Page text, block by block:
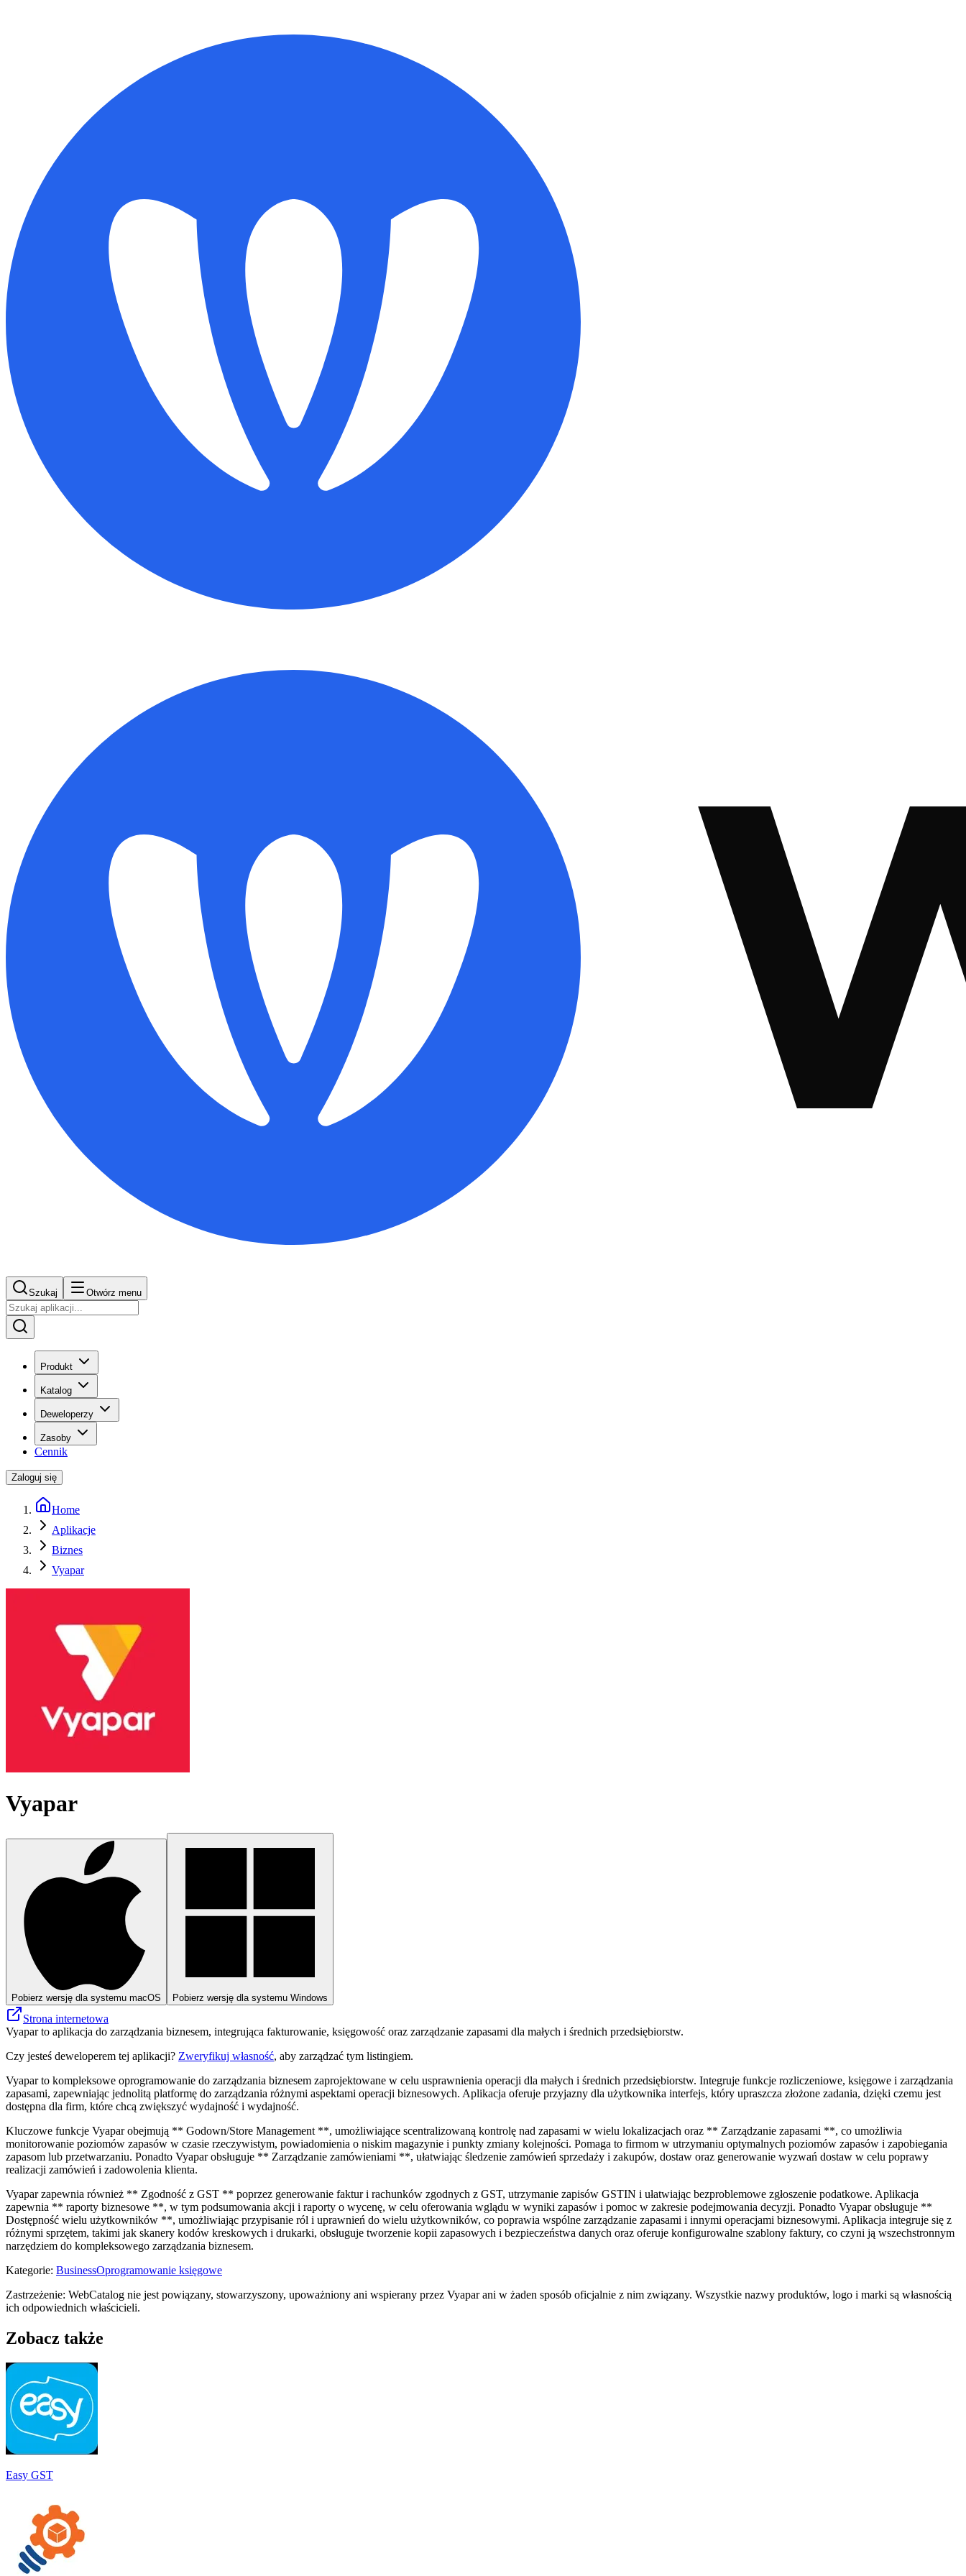
Szukaj Otwórz menu
Produkt
Katalog
Deweloperzy
Zasoby
Cennik
Zaloguj się
Home
Aplikacje
Biznes
Vyapar
Vyapar
Pobierz wersję dla systemu macOS Pobierz wersję dla systemu Windows
Strona internetowa
Vyapar to aplikacja do zarządzania biznesem, integrująca fakturowanie, księgowość oraz zarządzanie zapasami dla małych i średnich przedsiębiorstw.
Czy jesteś deweloperem tej aplikacji? Zweryfikuj własność, aby zarządzać tym listingiem.
Vyapar to kompleksowe oprogramowanie do zarządzania biznesem zaprojektowane w celu usprawnienia operacji dla małych i średnich przedsiębiorstw. Integruje funkcje rozliczeniowe, księgowe i zarządzania
zapasami, zapewniając jednolitą platformę do zarządzania różnymi aspektami operacji biznesowych. Aplikacja oferuje przyjazny dla użytkownika interfejs, który upraszcza złożone zadania, dzięki czemu jest
dostępna dla firm, które chcą zwiększyć wydajność i wydajność.
Kluczowe funkcje Vyapar obejmują ** Godown/Store Management **, umożliwiające scentralizowaną kontrolę nad zapasami w wielu lokalizacjach oraz ** Zarządzanie zapasami **, co umożliwia
monitorowanie poziomów zapasów w czasie rzeczywistym, powiadomienia o niskim magazynie i punkty zmiany kolejności. Pomaga to firmom w utrzymaniu optymalnych poziomów zapasów i zapobiegania
zapasom lub przetwarzaniu. Ponadto Vyapar obsługuje ** Zarządzanie zamówieniami **, ułatwiając śledzenie zamówień sprzedaży i zakupów, dostaw oraz generowanie wyzwań dostaw w celu poprawy
realizacji zamówień i zadowolenia klienta.
Vyapar zapewnia również ** Zgodność z GST ** poprzez generowanie faktur i rachunków zgodnych z GST, utrzymanie zapisów GSTIN i ułatwiając bezproblemowe zgłoszenie podatkowe. Aplikacja
zapewnia ** raporty biznesowe **, w tym podsumowania akcji i raporty o wycenę, w celu oferowania wglądu w wyniki zapasów i pomoc w zakresie podejmowania decyzji. Ponadto Vyapar obsługuje **
Dostępność wielu użytkowników **, umożliwiając przypisanie ról i uprawnień do wielu użytkowników, co poprawia wspólne zarządzanie zapasami i innymi operacjami biznesowymi. Aplikacja integruje się z
różnymi sprzętem, takimi jak skanery kodów kreskowych i drukarki, obsługuje tworzenie kopii zapasowych i bezpieczeństwa danych oraz oferuje konfigurowalne szablony faktury, co czyni ją wszechstronnym
narzędziem do kompleksowego zarządzania biznesem.
Kategorie: BusinessOprogramowanie księgowe
Zastrzeżenie: WebCatalog nie jest powiązany, stowarzyszony, upoważniony ani wspierany przez Vyapar ani w żaden sposób oficjalnie z nim związany. Wszystkie nazwy produktów, logo i marki są własnością
ich odpowiednich właścicieli.
Zobacz także
Easy GST